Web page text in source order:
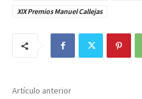
XIX Premios Manuel Callejas
Artículo anterior